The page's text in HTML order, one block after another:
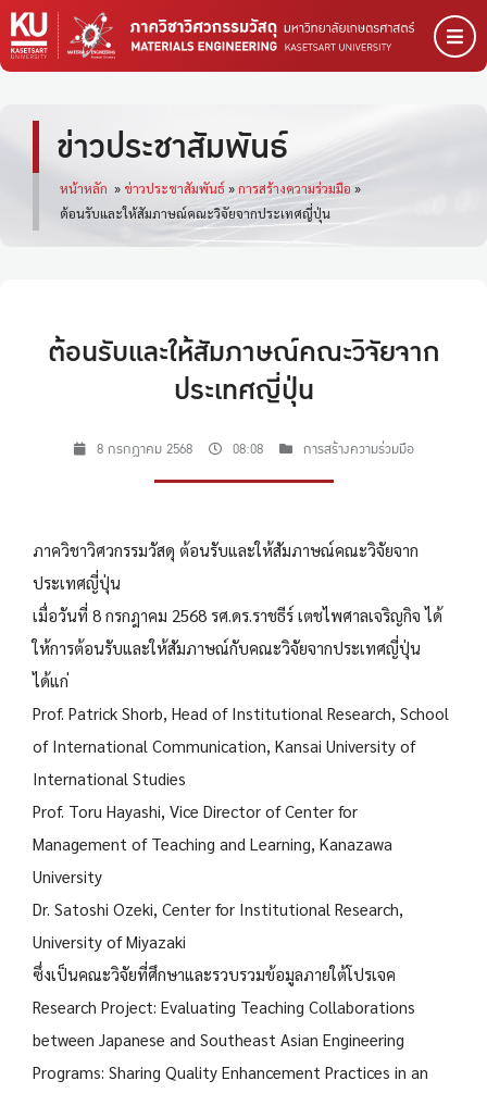
ข่าวประชาสัมพันธ์
หน้าหลัก » ข่าวประชาสัมพันธ์ »การสร้างความร่วมมือ »
ต้อนรับและให้สัมภาษณ์คณะวิจัยจากประเทศญี่ปุ่น
ต้อนรับและให้สัมภาษณ์คณะวิจัยจาก
ประเทศญี่ปุ่น
8 กรกฎาคม 2568 08:08 การสร้างความร่วมมือ
ภาควิชาวิศวกรรมวัสดุ ต้อนรับและให้สัมภาษณ์คณะวิจัยจาก
ประเทศญี่ปุ่น
เมื่อวันที่ 8 กรกฎาคม 2568 รศ.ดร.ราชธีร์ เตชไพศาลเจริญกิจ ได้
ให้การต้อนรับและให้สัมภาษณ์กับคณะวิจัยจากประเทศญี่ปุ่น
ได้แก่
Prof. Patrick Shorb, Head of Institutional Research, School
of International Communication, Kansai University of
International Studies
Prof. Toru Hayashi, Vice Director of Center for
Management of Teaching and Learning, Kanazawa
University
Dr. Satoshi Ozeki, Center for Institutional Research,
University of Miyazaki
ซึ่งเป็นคณะวิจัยที่ศึกษาและรวบรวมข้อมูลภายใต้โปรเจค
Research Project: Evaluating Teaching Collaborations
between Japanese and Southeast Asian Engineering
Programs: Sharing Quality Enhancement Practices in an